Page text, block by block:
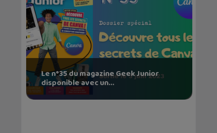
Le n°35 du magazine Geek Junior
disponible avec un...